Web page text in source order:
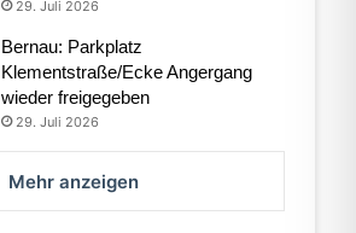
29. Juli 2026
Bernau: Parkplatz
Klementstraße/Ecke Angergang
wieder freigegeben
29. Juli 2026
Mehr anzeigen